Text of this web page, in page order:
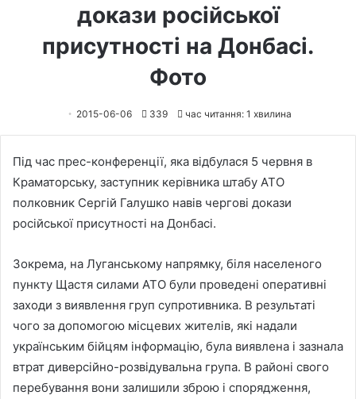
докази російської
присутності на Донбасі.
Фото
2015-06-06 339 час читання: 1 хвилина
Під час прес-конференції, яка відбулася 5 червня в
Краматорську, заступник керівника штабу АТО
полковник Сергій Галушко навів чергові докази
російської присутності на Донбасі.
Зокрема, на Луганському напрямку, біля населеного
пункту Щастя силами АТО були проведені оперативні
заходи з виявлення груп супротивника. В результаті
чого за допомогою місцевих жителів, які надали
українським бійцям інформацію, була виявлена і зазнала
втрат диверсійно-розвідувальна група. В районі свого
перебування вони залишили зброю і спорядження,